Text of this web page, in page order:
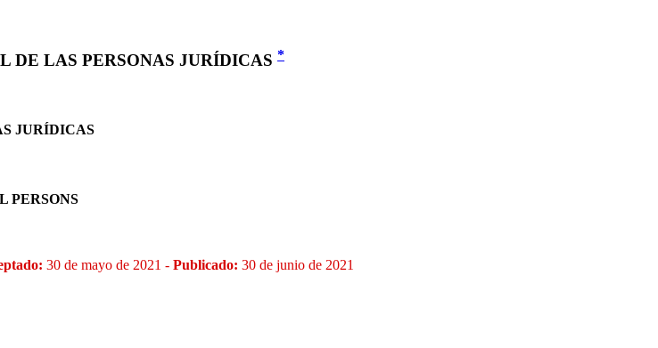
DE LAS PERSONAS JURÍDICAS *
JURÍDICAS
PERSONS
30 de mayo de 2021 - Publicado: 30 de junio de 2021